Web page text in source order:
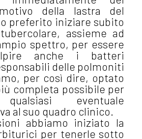
della lastra del
preferito iniziare subito
assieme ad
spettro, per essere
anche i batteri
delle polmoniti
per così dire, optato
completa possibile per
qualsiasi eventuale
al suo quadro clinico.
abbiamo iniziato la
per tenerle sotto